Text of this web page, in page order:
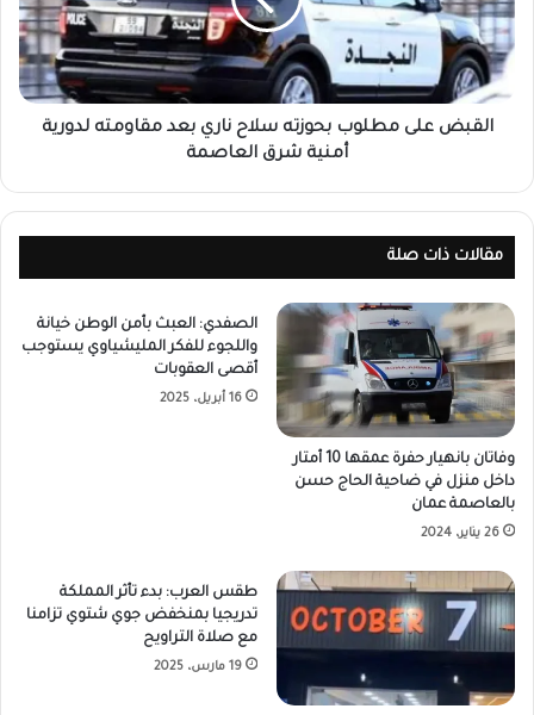
القبض على مطلوب بحوزته سلاح ناري بعد مقاومته لدورية
أمنية شرق العاصمة
مقالات ذات صلة
وفاتان بانهيار حفرة عمقها 10 أمتار
داخل منزل في ضاحية الحاج حسن
بالعاصمة عمان
26 يناير، 2024
الصفدي: العبث بأمن الوطن خيانة
واللجوء للفكر المليشياوي يستوجب
أقصى العقوبات
16 أبريل، 2025
طقس العرب: بدء تأثر المملكة
تدريجيا بمنخفض جوي شتوي تزامنا
مع صلاة التراويح
19 مارس، 2025